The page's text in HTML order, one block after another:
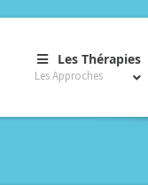
Les Thérapies
Les Approches